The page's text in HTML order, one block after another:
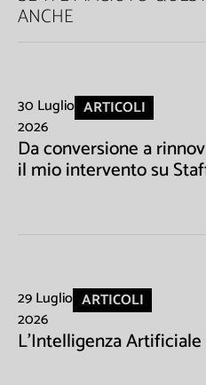
ANCHE
30 Luglio
2026
ARTICOLI
Da conversione a
il mio intervento su
29 Luglio
2026
ARTICOLI
L'Intelligenza
privacyper avere